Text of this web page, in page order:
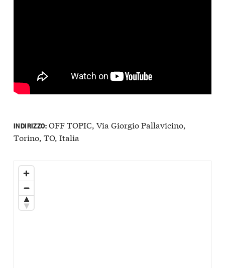
INDIRIZZO:OFF TOPIC, Via Giorgio Pallavicino,
Torino, TO, Italia